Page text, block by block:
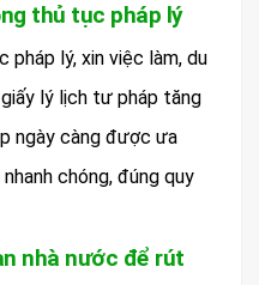
thủ tục pháp lý
lý, xin việc làm, du
lý lịch tư pháp tăng
ngày càng được ưa
chóng, đúng quy
nhà nước để rút